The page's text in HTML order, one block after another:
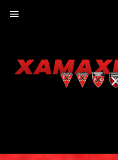
XAMAXFORUM